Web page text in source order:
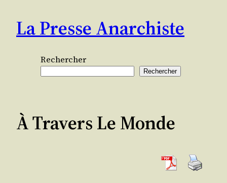
contenu
La Presse Anarchiste
Rechercher
Rechercher
À Travers Le Monde